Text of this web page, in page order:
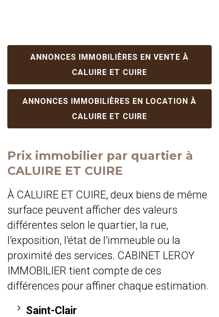
ANNONCES IMMOBILIÈRES EN VENTE À
CALUIRE ET CUIRE
ANNONCES IMMOBILIÈRES EN LOCATION À
CALUIRE ET CUIRE
Prix immobilier par quartier à
CALUIRE ET CUIRE
À CALUIRE ET CUIRE, deux biens de même
surface peuvent afficher des valeurs
différentes selon le quartier, la rue,
l'exposition, l'état de l'immeuble ou la
proximité des services. CABINET LEROY
IMMOBILIER tient compte de ces
différences pour affiner chaque estimation.
Saint-Clair